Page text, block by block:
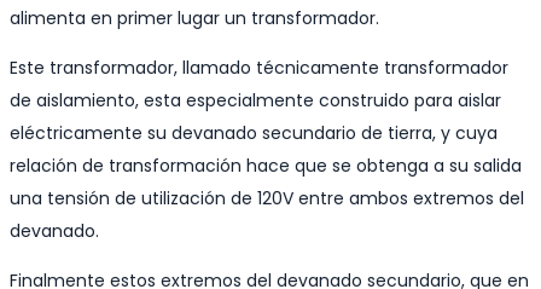
alimenta en primer lugar un transformador.
Este transformador, llamado técnicamente transformador
de aislamiento, esta especialmente construido para aislar
eléctricamente su devanado secundario de tierra, y cuya
relación de transformación hace que se obtenga a su salida
una tensión de utilización de 120V entre ambos extremos del
devanado.
Finalmente estos extremos del devanado secundario, que en